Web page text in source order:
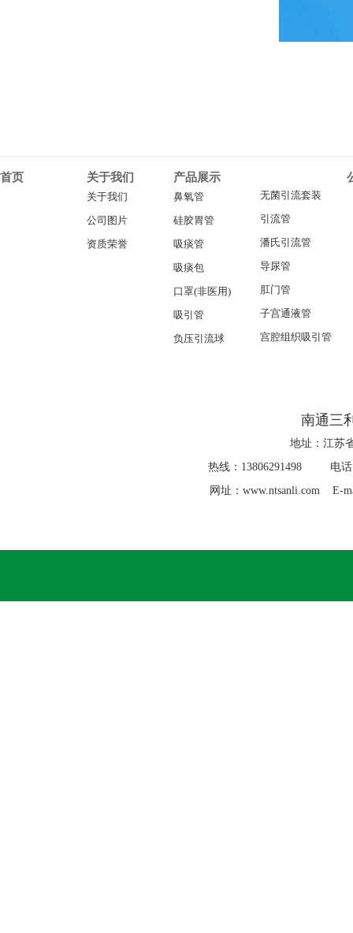
首页 关于我们
关于我们
公司图片
资质荣誉
产品展示
鼻氧管
硅胶胃管
吸痰管
吸痰包
口罩(非医用)
吸引管
负压引流球
无菌引流套装
引流管
潘氏引流管
导尿管
肛门管
子宫通液管
宫腔组织吸引管
南通三
地址：江苏
热线：13806291498 电话
网址：www.ntsanli.com E-